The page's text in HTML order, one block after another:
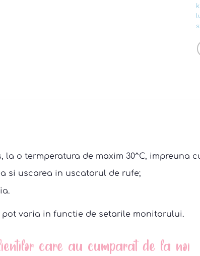
la o termperatura de maxim 30^C, impreuna
si uscarea in uscatorul de rufe;
varia in functie de setarile monitorului.
care au cumparat de la noi